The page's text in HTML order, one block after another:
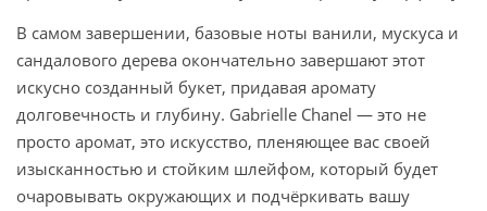
В самом завершении, базовые ноты ванили, мускуса и
сандалового дерева окончательно завершают этот
искусно созданный букет, придавая аромату
долговечность и глубину. Gabrielle Chanel — это не
просто аромат, это искусство, пленяющее вас своей
изысканностью и стойким шлейфом, который будет
очаровывать окружающих и подчёркивать вашу